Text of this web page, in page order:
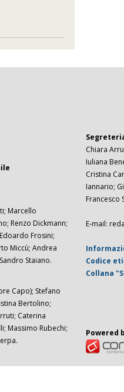
Marcello
Renzo Dickmann;
Frosini;
Miccù; Andrea
Staiano.
Capo); Stefano
Bertolino;
Caterina
Massimo Rubechi;
Chiara
Iuliana
Cristina
Iannario;
Francesco
E-mail:
Codice
Collana
Powered